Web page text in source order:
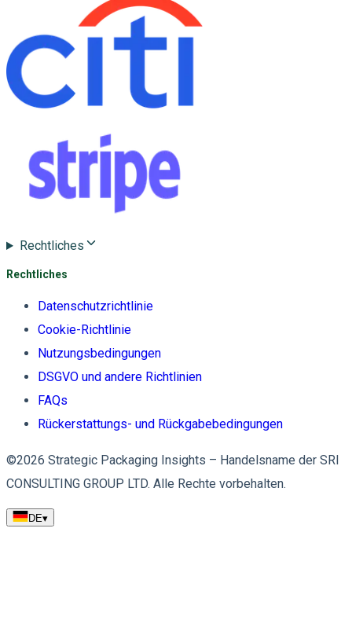
Rechtliches
Rechtliches
Datenschutzrichtlinie
Cookie-Richtlinie
Nutzungsbedingungen
DSGVO und andere Richtlinien
FAQs
Rückerstattungs- und Rückgabebedingungen
©2026 Strategic Packaging Insights – Handelsname der SRI
CONSULTING GROUP LTD. Alle Rechte vorbehalten.
DE▾